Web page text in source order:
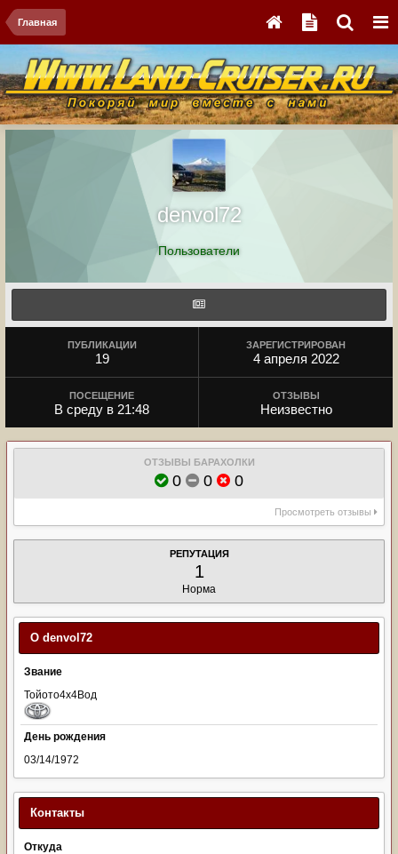
Главная
denvol72
Пользователи
ПУБЛИКАЦИИ
19
ЗАРЕГИСТРИРОВАН
4 апреля 2022
ПОСЕЩЕНИЕ
В среду в 21:48
ОТЗЫВЫ
Неизвестно
ОТЗЫВЫ БАРАХОЛКИ
0 0 0
Просмотреть отзывы
РЕПУТАЦИЯ
1
Норма
О denvol72
Звание
Тойото4х4Вод
День рождения
03/14/1972
Контакты
Откуда